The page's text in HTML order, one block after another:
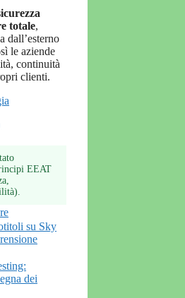
totale,
dall’esterno
le aziende
continuità
clienti.
EEAT
su Sky
dei